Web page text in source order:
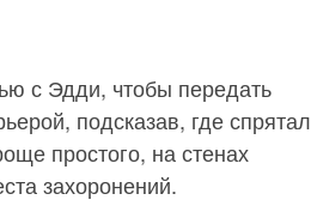
с Эдди, чтобы передать
подсказав, где спрятал
простого, на стенах
захоронений.